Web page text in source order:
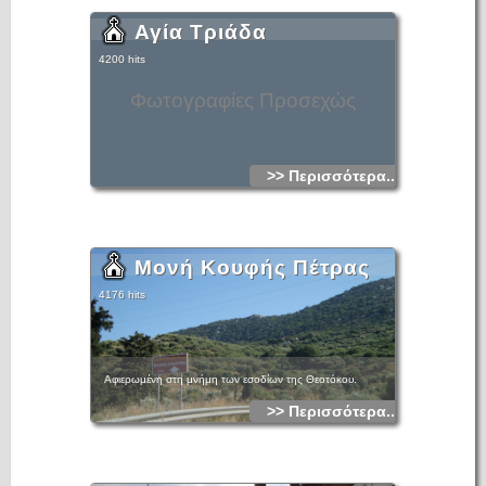
Φωτογραφίες Προσεχώς
Αγία Τριάδα
4200 hits
>> Περισσότερα...
Μονή Κουφής Πέτρας
4176 hits
Αφιερωμένη στη μνήμη των εσοδίων της Θεοτόκου.
>> Περισσότερα...